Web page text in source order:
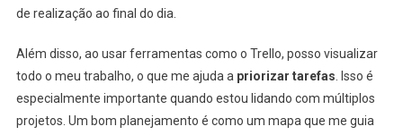
de realização ao final do dia.
Além disso, ao usar ferramentas como o Trello, posso visualizar
todo o meu trabalho, o que me ajuda a priorizar tarefas. Isso é
especialmente importante quando estou lidando com múltiplos
projetos. Um bom planejamento é como um mapa que me guia